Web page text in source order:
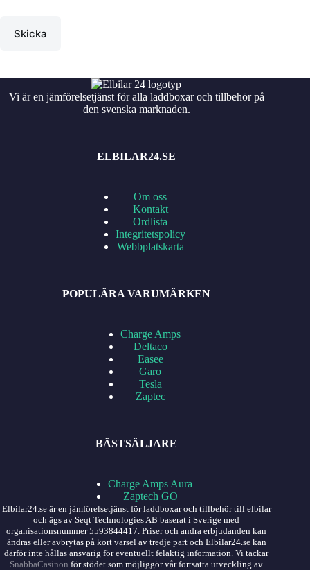
Skicka
Vi är en jämförelsetjänst för alla laddboxar och tillbehör på
den svenska marknaden.
ELBILAR24.SE
Om oss
Kontakt
Ordlista
Integritetspolicy
Webbplatskarta
POPULÄRA VARUMÄRKEN
Charge Amps
Deltaco
Easee
Garo
Tesla
Zaptec
BÄSTSÄLJARE
Charge Amps Aura
Zaptech GO
Elbilar24.se är en jämförelsetjänst för laddboxar och tillbehör till elbilar
och ägs av Seqt Technologies AB baserat i Sverige med
organisationsnummer 5593844417. Priser och andra erbjudanden kan
ändras eller avbrytas på kort varsel av tredje part och Elbilar24.se kan
därför inte hållas ansvarig för eventuellt felaktig information. Vi tackar
SnabbaCasinon för stödet som möjliggör vår fortsatta utveckling av